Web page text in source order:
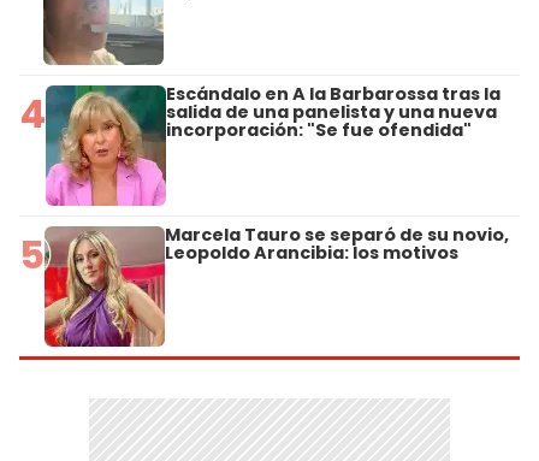
4 Escándalo en A la Barbarossa tras la
salida de una panelista y una nueva
incorporación: "Se fue ofendida"
5 Marcela Tauro se separó de su novio,
Leopoldo Arancibia: los motivos